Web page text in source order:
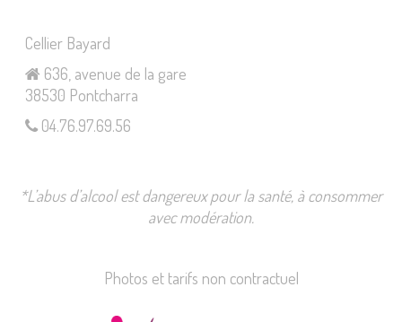
Cellier Bayard
636, avenue de la gare
38530 Pontcharra
04.76.97.69.56
*L’abus d’alcool est dangereux pour la santé, à consommer
avec modération.
Photos et tarifs non contractuel